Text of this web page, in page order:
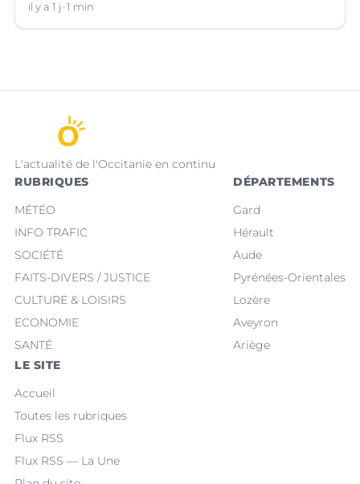
il y a 1 j 1 min
L'actualité de l'Occitanie en continu
RUBRIQUES
MÉTÉO
INFO TRAFIC
SOCIÉTÉ
FAITS-DIVERS / JUSTICE
CULTURE & LOISIRS
ECONOMIE
SANTÉ
DÉPARTEMENTS
Gard
Hérault
Aude
Pyrénées-Orientales
Lozère
Aveyron
Ariège
LE SITE
Accueil
Toutes les rubriques
Flux RSS
Flux RSS — La Une